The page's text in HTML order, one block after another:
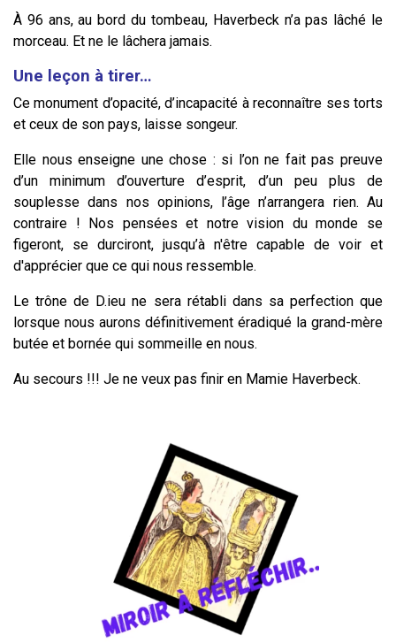
À 96 ans, au bord du tombeau, Haverbeck n’a pas lâché le
morceau. Et ne le lâchera jamais.
Une leçon à tirer…
Ce monument d’opacité, d’incapacité à reconnaître ses torts
et ceux de son pays, laisse songeur.
Elle nous enseigne une chose : si l’on ne fait pas preuve
d’un minimum d’ouverture d’esprit, d’un peu plus de
souplesse dans nos opinions, l’âge n’arrangera rien. Au
contraire ! Nos pensées et notre vision du monde se
figeront, se durciront, jusqu’à n'être capable de voir et
d'apprécier que ce qui nous ressemble.
Le trône de D.ieu ne sera rétabli dans sa perfection que
lorsque nous aurons définitivement éradiqué la grand-mère
butée et bornée qui sommeille en nous.
Au secours !!! Je ne veux pas finir en Mamie Haverbeck.